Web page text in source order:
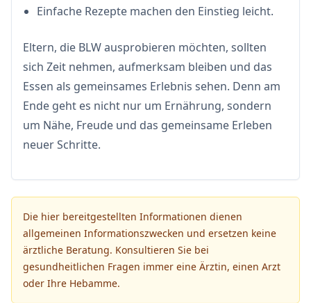
Einfache Rezepte machen den Einstieg leicht.
Eltern, die BLW ausprobieren möchten, sollten
sich Zeit nehmen, aufmerksam bleiben und das
Essen als gemeinsames Erlebnis sehen. Denn am
Ende geht es nicht nur um Ernährung, sondern
um Nähe, Freude und das gemeinsame Erleben
neuer Schritte.
Die hier bereitgestellten Informationen dienen
allgemeinen Informationszwecken und ersetzen keine
ärztliche Beratung. Konsultieren Sie bei
gesundheitlichen Fragen immer eine Ärztin, einen Arzt
oder Ihre Hebamme.